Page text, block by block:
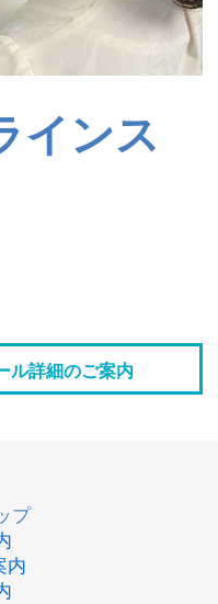
インス
ル詳細のご案内
プ
内